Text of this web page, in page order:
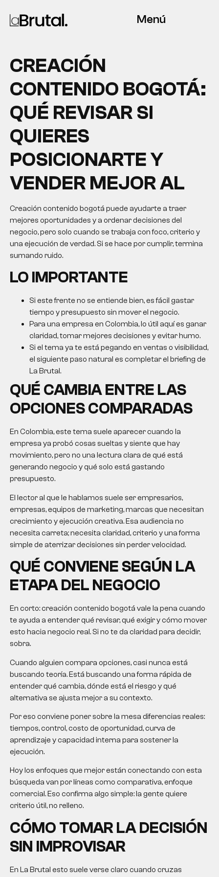
Menú
CREACIÓN
CONTENIDO BOGOTÁ:
QUÉ REVISAR SI
QUIERES
POSICIONARTE Y
VENDER MEJOR AL
Creación contenido bogotá puede ayudarte a traer
mejores oportunidades y a ordenar decisiones del
negocio, pero solo cuando se trabaja con foco, criterio y
una ejecución de verdad. Si se hace por cumplir, termina
sumando ruido.
LO IMPORTANTE
Si este frente no se entiende bien, es fácil gastar
tiempo y presupuesto sin mover el negocio.
Para una empresa en Colombia, lo útil aquí es ganar
claridad, tomar mejores decisiones y evitar humo.
Si el tema ya te está pegando en ventas o visibilidad,
el siguiente paso natural es completar el briefing de
La Brutal.
QUÉ CAMBIA ENTRE LAS
OPCIONES COMPARADAS
En Colombia, este tema suele aparecer cuando la
empresa ya probó cosas sueltas y siente que hay
movimiento, pero no una lectura clara de qué está
generando negocio y qué solo está gastando
presupuesto.
El lector al que le hablamos suele ser empresarios,
empresas, equipos de marketing, marcas que necesitan
crecimiento y ejecución creativa. Esa audiencia no
necesita carreta; necesita claridad, criterio y una forma
simple de aterrizar decisiones sin perder velocidad.
QUÉ CONVIENE SEGÚN LA
ETAPA DEL NEGOCIO
En corto: creación contenido bogotá vale la pena cuando
te ayuda a entender qué revisar, qué exigir y cómo mover
esto hacia negocio real. Si no te da claridad para decidir,
sobra.
Cuando alguien compara opciones, casi nunca está
buscando teoría. Está buscando una forma rápida de
entender qué cambia, dónde está el riesgo y qué
alternativa se ajusta mejor a su contexto.
Por eso conviene poner sobre la mesa diferencias reales:
tiempos, control, costo de oportunidad, curva de
aprendizaje y capacidad interna para sostener la
ejecución.
Hoy los enfoques que mejor están conectando con esta
búsqueda van por líneas como comparativa, enfoque
comercial. Eso confirma algo simple: la gente quiere
criterio útil, no relleno.
CÓMO TOMAR LA DECISIÓN
SIN IMPROVISAR
En La Brutal esto suele verse claro cuando cruzas